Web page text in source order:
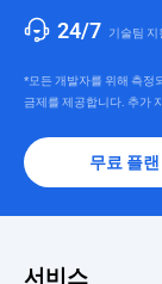
24/7
기술팀 지
*모든 개발자를 위해 측정
금제를 제공합니다. 추가
무료 플
서비스